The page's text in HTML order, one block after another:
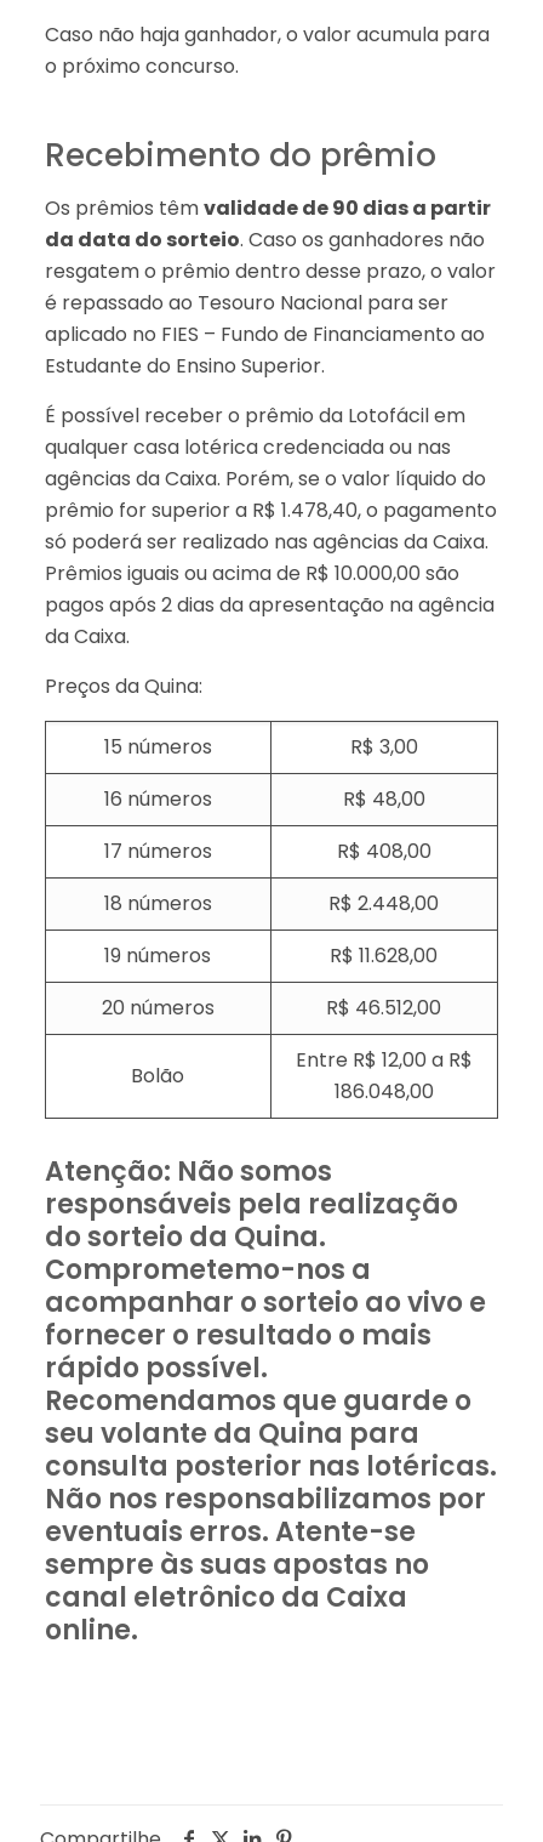
Caso não haja ganhador, o valor acumula para
o próximo concurso.
Recebimento do prêmio
Os prêmios têmvalidade de 90 dias a partir
da data do sorteio. Caso os ganhadores não
resgatem o prêmio dentro desse prazo, o valor
é repassado ao Tesouro Nacional para ser
aplicado no FIES – Fundo de Financiamento ao
Estudante do Ensino Superior.
É possível receber o prêmio da Lotofácil em
qualquer casa lotérica credenciada ou nas
agências da Caixa. Porém, se o valor líquido do
prêmio for superior a R$ 1.478,40, o pagamento
só poderá ser realizado nas agências da Caixa.
Prêmios iguais ou acima de R$ 10.000,00 são
pagos após 2 dias da apresentação na agência
da Caixa.
Preços da Quina:
15 números
R$ 3,00
16 números
R$ 48,00
17 números
R$ 408,00
18 números
R$ 2.448,00
19 números
R$ 11.628,00
20 números
R$ 46.512,00
Bolão
Entre R$ 12,00 a R$
186.048,00
Atenção: Não somos
responsáveis pela realização
do sorteio da Quina.
Comprometemo-nos a
acompanhar o sorteio ao vivo e
fornecer o resultado o mais
rápido possível.
Recomendamos que guarde o
seu volante da Quina para
consulta posterior nas lotéricas.
Não nos responsabilizamos por
eventuais erros. Atente-se
sempre às suas apostas no
canal eletrônico da Caixa
online.